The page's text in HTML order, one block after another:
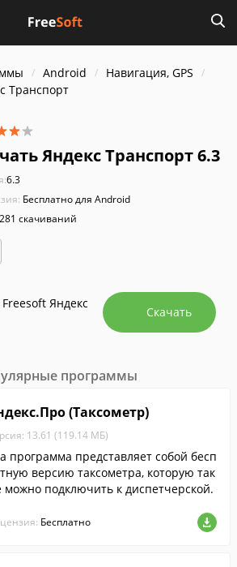
Android
Навигация, GPS
Транспорт
Яндекс Транспорт 6.3
6.3
Бесплатно для Android
скачиваний
Яндекс
Скачать
программы
(Таксометр)
13.61 (119.14 МБ)
программа представляет собой бесп
версию таксометра, которую так
можно подключить к диспетчерской.
Бесплатно